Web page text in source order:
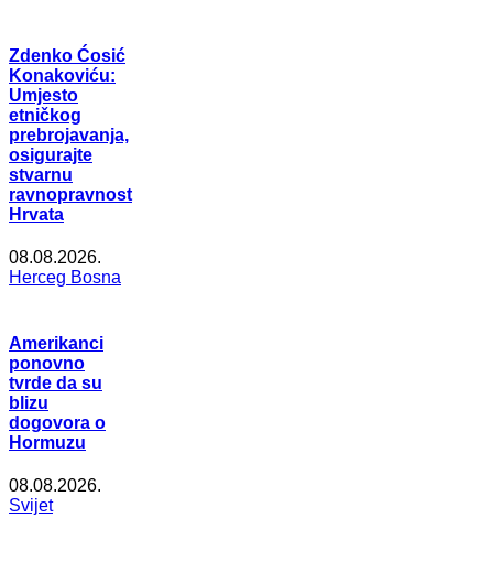
Zdenko Ćosić
Konakoviću:
Umjesto
etničkog
prebrojavanja,
osigurajte
stvarnu
ravnopravnost
Hrvata
08.08.2026.
Herceg Bosna
Amerikanci
ponovno
tvrde da su
blizu
dogovora o
Hormuzu
08.08.2026.
Svijet